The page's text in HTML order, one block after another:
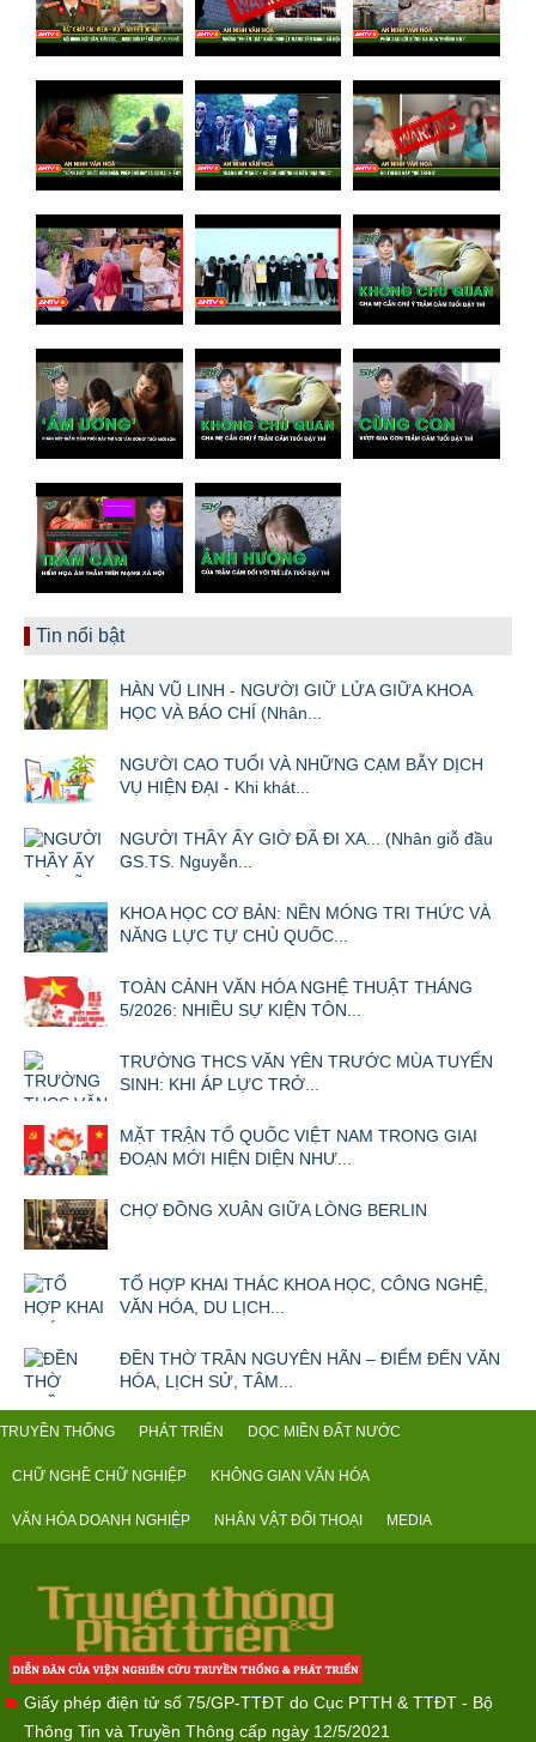
Tin nổi bật
HÀN VŨ LINH - NGƯỜI GIỮ LỬA GIỮA KHOA
HỌC VÀ BÁO CHÍ (Nhân...
NGƯỜI CAO TUỔI VÀ NHỮNG CẠM BẪY DỊCH
VỤ HIỆN ĐẠI - Khi khát...
NGƯỜI THẦY ẤY GIỜ ĐÃ ĐI XA... (Nhân giỗ đầu
GS.TS. Nguyễn...
KHOA HỌC CƠ BẢN: NỀN MÓNG TRI THỨC VÀ
NĂNG LỰC TỰ CHỦ QUỐC...
TOÀN CẢNH VĂN HÓA NGHỆ THUẬT THÁNG
5/2026: NHIỀU SỰ KIỆN TÔN...
TRƯỜNG THCS VĂN YÊN TRƯỚC MÙA TUYỂN
SINH: KHI ÁP LỰC TRỞ...
MẶT TRẬN TỔ QUỐC VIỆT NAM TRONG GIAI
ĐOẠN MỚI HIỆN DIỆN NHƯ...
CHỢ ĐỒNG XUÂN GIỮA LÒNG BERLIN
TỔ HỢP KHAI THÁC KHOA HỌC, CÔNG NGHỆ,
VĂN HÓA, DU LỊCH...
ĐỀN THỜ TRẦN NGUYÊN HÃN – ĐIỂM ĐẾN VĂN
HÓA, LỊCH SỬ, TÂM...
TRUYỀN THỐNG PHÁT TRIỂN DỌC MIỀN ĐẤT NƯỚC
CHỮ NGHỀ CHỮ NGHIỆP KHÔNG GIAN VĂN HÓA
VĂN HÓA DOANH NGHIỆP NHÂN VẬT ĐỐI THOẠI MEDIA
Giấy phép điện tử số 75/GP-TTĐT do Cục PTTH & TTĐT - Bộ
Thông Tin và Truyền Thông cấp ngày 12/5/2021